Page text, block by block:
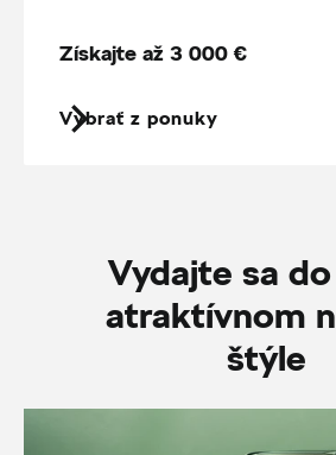
Získajte až 3 000 €
Vybrať z ponuky
Vydajte sa
atraktívnom
štýle